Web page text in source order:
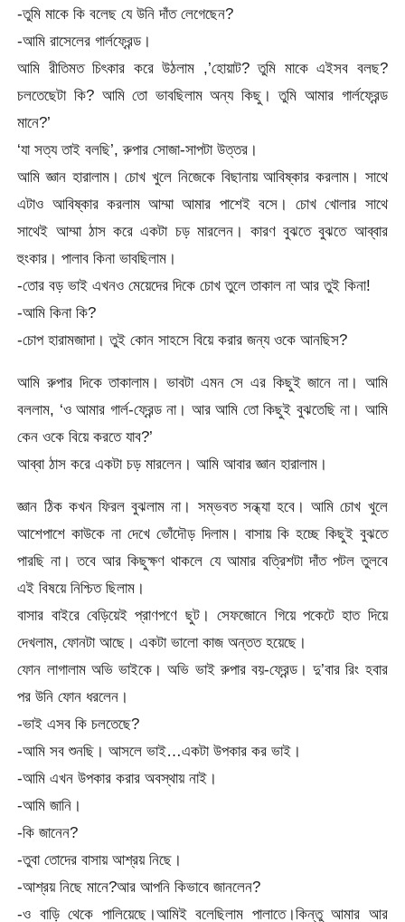
-তুমি মাকে কি বলেছ যে উনি দাঁত লেগেছেন?
-আমি রাসেলের গার্লফ্রেন্ড।
আমি রীতিমত চিৎকার করে উঠলাম ,’হোয়াট? তুমি মাকে এইসব বলছ?
চলতেছেটা কি? আমি তো ভাবছিলাম অন্য কিছু। তুমি আমার গার্লফ্রেন্ড
মানে?’
‘যা সত্য তাই বলছি’, রুপার সোজা-সাপটা উত্তর।
আমি জ্ঞান হারালাম। চোখ খুলে নিজেকে বিছানায় আবিষ্কার করলাম। সাথে
এটাও আবিষ্কার করলাম আম্মা আমার পাশেই বসে। চোখ খোলার সাথে
সাথেই আম্মা ঠাস করে একটা চড় মারলেন। কারণ বুঝতে বুঝতে আব্বার
হুংকার। পালাব কিনা ভাবছিলাম।
-তোর বড় ভাই এখনও মেয়েদের দিকে চোখ তুলে তাকাল না আর তুই কিনা!
-আমি কিনা কি?
-চোপ হারামজাদা। তুই কোন সাহসে বিয়ে করার জন্য ওকে আনছিস?
আমি রুপার দিকে তাকালাম। ভাবটা এমন সে এর কিছুই জানে না। আমি
বললাম, ‘ও আমার গার্ল-ফ্রেন্ড না। আর আমি তো কিছুই বুঝতেছি না। আমি
কেন ওকে বিয়ে করতে যাব?’
আব্বা ঠাস করে একটা চড় মারলেন। আমি আবার জ্ঞান হারালাম।
জ্ঞান ঠিক কখন ফিরল বুঝলাম না। সম্ভবত সন্ধ্যা হবে। আমি চোখ খুলে
আশেপাশে কাউকে না দেখে ভোঁদৌড় দিলাম। বাসায় কি হচ্ছে কিছুই বুঝতে
পারছি না। তবে আর কিছুক্ষণ থাকলে যে আমার বত্রিশটা দাঁত পটল তুলবে
এই বিষয়ে নিশ্চিত ছিলাম।
বাসার বাইরে বেড়িয়েই প্রাণপণে ছুট। সেফজোনে গিয়ে পকেটে হাত দিয়ে
দেখলাম, ফোনটা আছে। একটা ভালো কাজ অন্তত হয়েছে।
ফোন লাগালাম অভি ভাইকে। অভি ভাই রুপার বয়-ফ্রেন্ড। দু’বার রিং হবার
পর উনি ফোন ধরলেন।
-ভাই এসব কি চলতেছে?
-আমি সব শুনছি। আসলে ভাই…একটা উপকার কর ভাই।
-আমি এখন উপকার করার অবস্থায় নাই।
-আমি জানি।
-কি জানেন?
-তুবা তোদের বাসায় আশ্রয় নিছে।
-আশ্রয় নিছে মানে?আর আপনি কিভাবে জানলেন?
-ও বাড়ি থেকে পালিয়েছে।আমিই বলেছিলাম পালাতে।কিন্তু আমার আর